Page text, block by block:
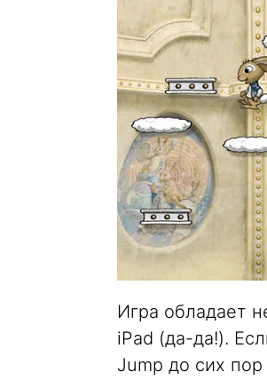
Игра обладает
iPad (да-да!).
Jump до сих